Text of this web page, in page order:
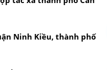
Ninh Kiều, thành phố